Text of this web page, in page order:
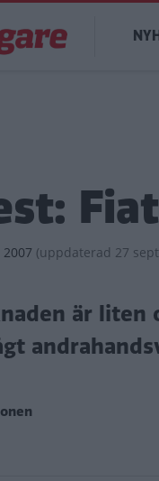
(uppdaterad 27
är liten